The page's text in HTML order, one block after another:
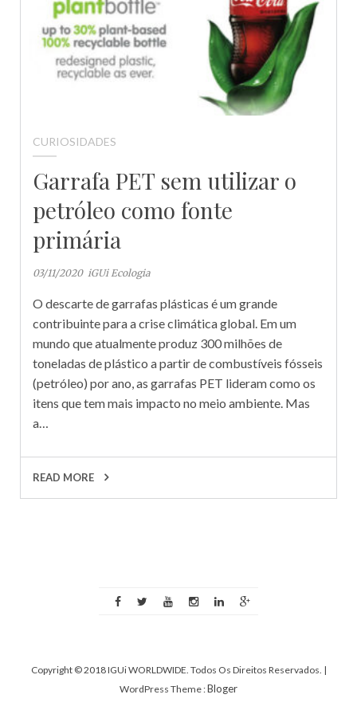
CURIOSIDADES
Garrafa PET sem utilizar o
petróleo como fonte
primária
03/11/2020 iGUi Ecologia
O descarte de garrafas plásticas é um grande
contribuinte para a crise climática global. Em um
mundo que atualmente produz 300 milhões de
toneladas de plástico a partir de combustíveis fósseis
(petróleo) por ano, as garrafas PET lideram como os
itens que tem mais impacto no meio ambiente. Mas
a…
READ MORE
Copyright © 2018 IGUi WORLDWIDE. Todos Os Direitos Reservados. |
WordPress Theme :Bloger